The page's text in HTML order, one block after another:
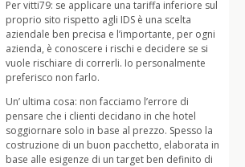
Per vitti79: se applicare una tariffa inferiore sul
proprio sito rispetto agli IDS è una scelta
aziendale ben precisa e l’importante, per ogni
azienda, è conoscere i rischi e decidere se si
vuole rischiare di correrli. Io personalmente
preferisco non farlo.
Un’ ultima cosa: non facciamo l’errore di
pensare che i clienti decidano in che hotel
soggiornare solo in base al prezzo. Spesso la
costruzione di un buon pacchetto, elaborata in
base alle esigenze di un target ben definito di